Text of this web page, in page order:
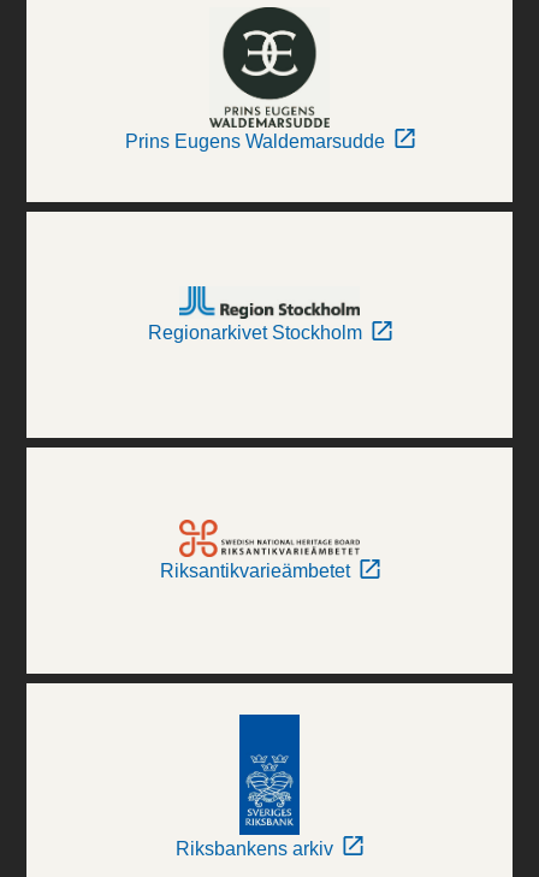
Prins Eugens Waldemarsudde
Regionarkivet Stockholm
Riksantikvarieämbetet
Riksbankens arkiv